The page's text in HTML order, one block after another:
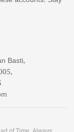
Basti,